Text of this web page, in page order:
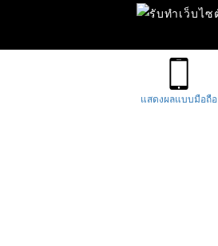
แสดงผลแบบมือถือ